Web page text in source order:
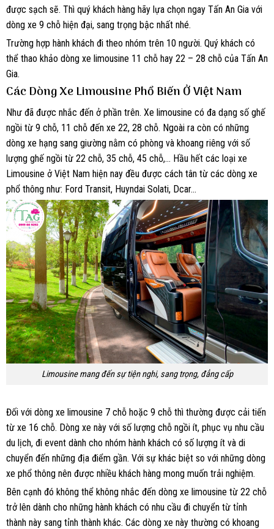
được sạch sẽ. Thì quý khách hàng hãy lựa chọn ngay Tấn An Gia với
dòng xe 9 chỗ hiện đại, sang trọng bậc nhất nhé.
Trường hợp hành khách đi theo nhóm trên 10 người. Quý khách có
thể thao khảo dòng xe limousine 11 chỗ hay 22 – 28 chỗ của Tấn An
Gia.
Các Dòng Xe Limousine Phổ Biến Ở Việt Nam
Như đã được nhắc đến ở phần trên. Xe limousine có đa dạng số ghế
ngồi từ 9 chỗ, 11 chỗ đến xe 22, 28 chỗ. Ngoài ra còn có những
dòng xe hạng sang giường nằm có phòng và khoang riêng với số
lượng ghế ngồi từ 22 chỗ, 35 chỗ, 45 chỗ,… Hầu hết các loại xe
Limousine ở Việt Nam hiện nay đều được cách tân từ các dòng xe
phổ thông như: Ford Transit, Huyndai Solati, Dcar…
Limousine mang đến sự tiện nghi, sang trọng, đẳng cấp
Đối với dòng xe limousine 7 chỗ hoặc 9 chỗ thì thường được cải tiến
từ xe 16 chỗ. Dòng xe này với số lượng chỗ ngồi ít, phục vụ nhu cầu
du lịch, đi event dành cho nhóm hành khách có số lượng ít và di
chuyển đến những địa điểm gần. Với sự khác biệt so với những dòng
xe phổ thông nên được nhiều khách hàng mong muốn trải nghiệm.
Bên cạnh đó không thể không nhắc đến dòng xe limousine từ 22 chỗ
trở lên dành cho những hành khách có nhu cầu đi chuyển từ tỉnh
thành này sang tỉnh thành khác. Các dòng xe này thường có khoang